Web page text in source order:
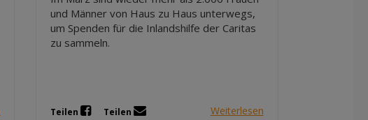
und Männer von Haus zu Haus unterwegs,
um Spenden für die Inlandshilfe der Caritas
zu sammeln.
Teilen Teilen Weiterlesen